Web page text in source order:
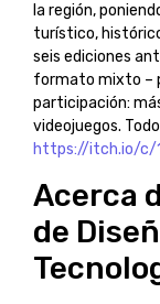
la región,
turístico,
seis ediciones
formato mixto –
participación:
videojuegos.
https://itch.io/c/
Acerca
de